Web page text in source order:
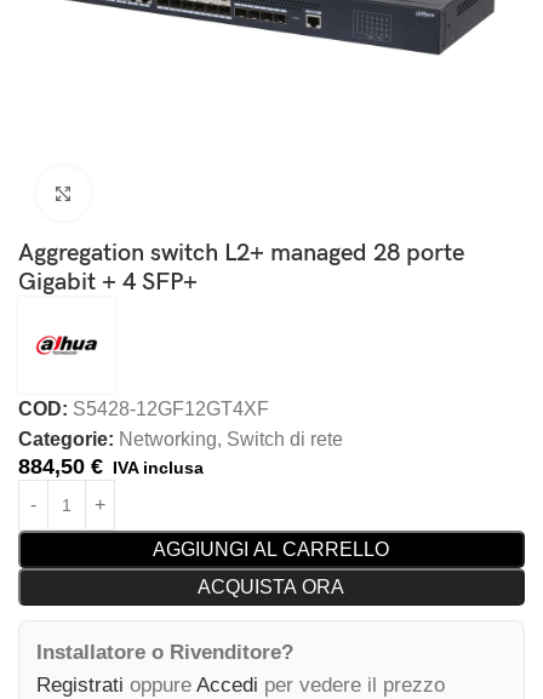
Aggregation switch L2+ managed 28 porte
Gigabit + 4 SFP+
COD: S5428-12GF12GT4XF
Categorie: Networking, Switch di rete
884,50 € IVA inclusa
AGGIUNGI AL CARRELLO
ACQUISTA ORA
Installatore o Rivenditore?
Registrati oppure Accedi per vedere il prezzo